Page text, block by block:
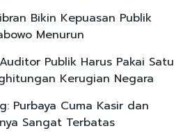
Bikin Kepuasan Publik
Menurun
Publik Harus Pakai Satu
Kerugian Negara
Purbaya Cuma Kasir dan
Sangat Terbatas